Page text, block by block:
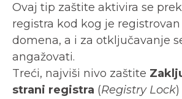
Ovaj tip zaštite aktivira se
registra kod kog je
domena, a i za otključavanje
angažovati.
Treći, najviši nivo zaštite
strani registra (Registry Lock